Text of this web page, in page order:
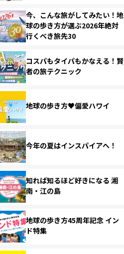
今、こんな旅がしてみたい！地
球の歩き方が選ぶ2026年絶対
行くべき旅先30
コスパもタイパもかなえる！賢
者の旅テクニック
地球の歩き方♥偏愛ハワイ
今年の夏はインスパイアへ！
知れば知るほど好きになる 湘
南・江の島
地球の歩き方45周年記念 イン
ド特集